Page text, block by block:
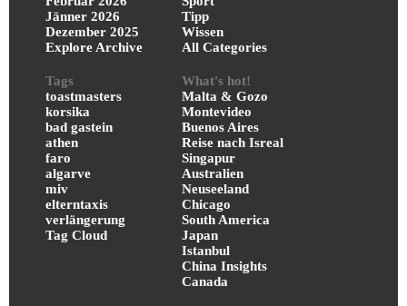
Jänner 2026
Dezember 2025
Explore Archive
Tipp
Wissen
All Categories
Tags
toastmasters
korsika
bad gastein
athen
faro
algarve
miv
elterntaxis
verlängerung
Tag Cloud
What's hot!
Malta & Gozo
Montevideo
Buenos Aires
Reise nach Isreal
Singapur
Australien
Neuseeland
Chicago
South America
Japan
Istanbul
China Insights
Canada